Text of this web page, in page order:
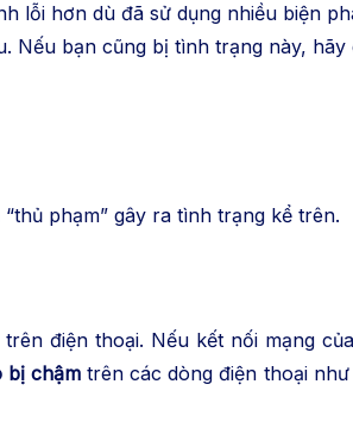
lỗi hơn dù đã sử dụng nhiều biện
Nếu bạn cũng bị tình trạng này, hãy
phạm” gây ra tình trạng kể trên.
điện thoại. Nếu kết nối mạng
bị chậmtrên các dòng điện thoại như